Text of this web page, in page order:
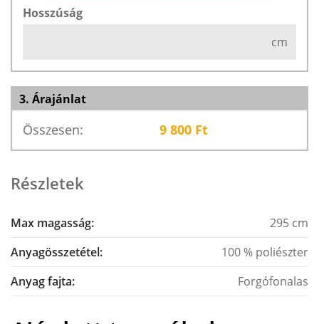
Hosszúság
cm
3. Árajánlat
Összesen: 9 800 Ft
Részletek
Max magasság:
295 cm
Anyagösszetétel:
100 % poliészter
Anyag fajta:
Forgófonalas